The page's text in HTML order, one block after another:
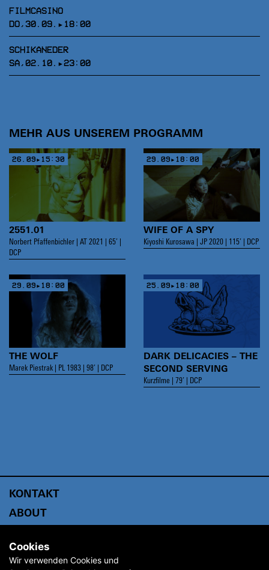
FILMCASINO
DO,30.09.▸18:00
SCHIKANEDER
SA,02.10.▸23:00
MEHR AUS UNSEREM PROGRAMM
2551.01
Norbert Pfaffenbichler | AT 2021 | 65’ |
DCP
26.09▸15:30
WIFE OF A SPY
Kiyoshi Kurosawa | JP 2020 | 115’ | DCP
29.09▸18:00
THE WOLF
Marek Piestrak | PL 1983 | 98’ | DCP
29.09▸18:00
DARK DELICACIES – THE
SECOND SERVING
Kurzfilme | 79’ | DCP
25.09▸18:00
KONTAKT
ABOUT
PRESSE
Cookies
Wir verwenden Cookies und